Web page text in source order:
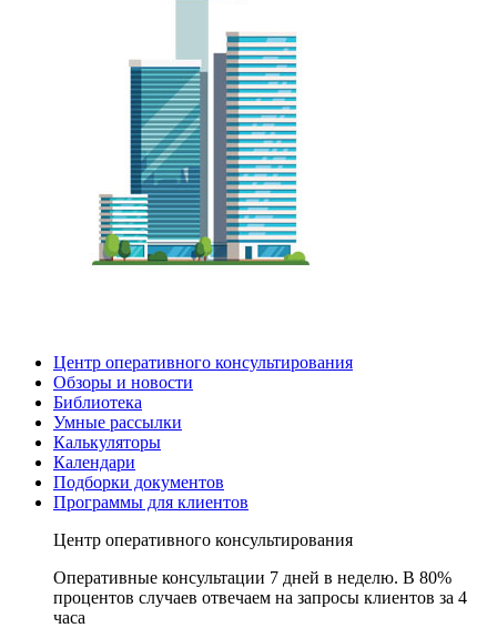
Центр оперативного консультирования
Обзоры и новости
Библиотека
Умные рассылки
Калькуляторы
Календари
Подборки документов
Программы для клиентов
Центр оперативного консультирования
Оперативные консультации 7 дней в неделю. В 80%
процентов случаев отвечаем на запросы клиентов за 4
часа